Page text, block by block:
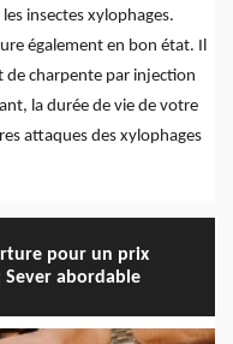
insectes xylophages.
également en bon état. Il
charpente par injection
la durée de vie de votre
attaques des xylophages
pour un prix
abordable